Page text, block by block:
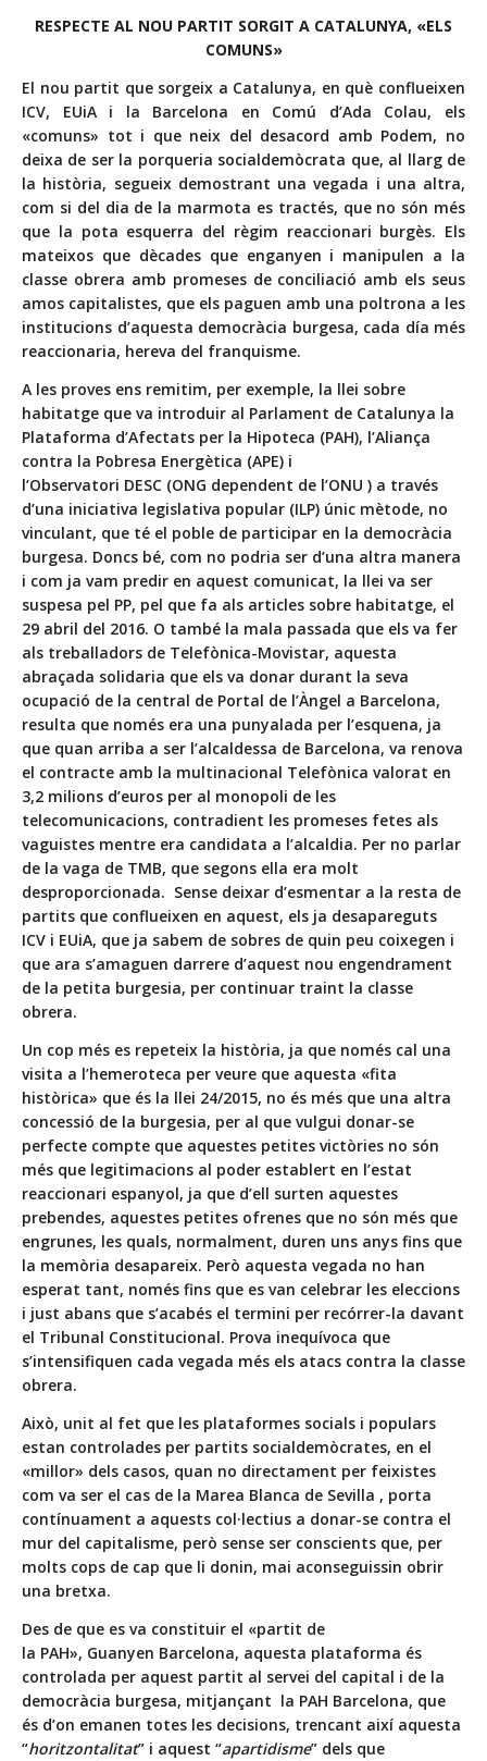
RESPECTE AL NOU PARTIT SORGIT A CATALUNYA, «ELS
COMUNS»
El nou partit que sorgeix a Catalunya, en què conflueixen
ICV, EUiA i la Barcelona en Comú d’Ada Colau, els
«comuns» tot i que neix del desacord amb Podem, no
deixa de ser la porqueria socialdemòcrata que, al llarg de
la història, segueix demostrant una vegada i una altra,
com si del dia de la marmota es tractés, que no són més
que la pota esquerra del règim reaccionari burgès. Els
mateixos que dècades que enganyen i manipulen a la
classe obrera amb promeses de conciliació amb els seus
amos capitalistes, que els paguen amb una poltrona a les
institucions d’aquesta democràcia burgesa, cada día més
reaccionaria, hereva del franquisme.
A les proves ens remitim, per exemple, la llei sobre
habitatge que va introduir al Parlament de Catalunya la
Plataforma d’Afectats per la Hipoteca (PAH), l’Aliança
contra la Pobresa Energètica (APE) i
l’Observatori DESC (ONG dependent de l’ONU ) a través
d’una iniciativa legislativa popular (ILP) únic mètode, no
vinculant, que té el poble de participar en la democràcia
burgesa. Doncs bé, com no podria ser d’una altra manera
i com ja vam predir en aquest comunicat, la llei va ser
suspesa pel PP, pel que fa als articles sobre habitatge, el
29 abril del 2016. O també la mala passada que els va fer
als treballadors de Telefònica-Movistar, aquesta
abraçada solidaria que els va donar durant la seva
ocupació de la central de Portal de l’Àngel a Barcelona,
resulta que només era una punyalada per l’esquena, ja
que quan arriba a ser l’alcaldessa de Barcelona, va renova
el contracte amb la multinacional Telefònica valorat en
3,2 milions d’euros per al monopoli de les
telecomunicacions, contradient les promeses fetes als
vaguistes mentre era candidata a l’alcaldia. Per no parlar
de la vaga de TMB, que segons ella era molt
desproporcionada. Sense deixar d’esmentar a la resta de
partits que conflueixen en aquest, els ja desapareguts
ICV i EUiA, que ja sabem de sobres de quin peu coixegen i
que ara s’amaguen darrere d’aquest nou engendrament
de la petita burgesia, per continuar traint la classe
obrera.
Un cop més es repeteix la història, ja que només cal una
visita a l’hemeroteca per veure que aquesta «fita
històrica» que és la llei 24/2015, no és més que una altra
concessió de la burgesia, per al que vulgui donar-se
perfecte compte que aquestes petites victòries no són
més que legitimacions al poder establert en l’estat
reaccionari espanyol, ja que d’ell surten aquestes
prebendes, aquestes petites ofrenes que no són més que
engrunes, les quals, normalment, duren uns anys fins que
la memòria desapareix. Però aquesta vegada no han
esperat tant, només fins que es van celebrar les eleccions
i just abans que s’acabés el termini per recórrer-la davant
el Tribunal Constitucional. Prova inequívoca que
s’intensifiquen cada vegada més els atacs contra la classe
obrera.
Això, unit al fet que les plataformes socials i populars
estan controlades per partits socialdemòcrates, en el
«millor» dels casos, quan no directament per feixistes
com va ser el cas de la Marea Blanca de Sevilla , porta
contínuament a aquests col·lectius a donar-se contra el
mur del capitalisme, però sense ser conscients que, per
molts cops de cap que li donin, mai aconseguissin obrir
una bretxa.
Des de que es va constituir el «partit de
la PAH», Guanyen Barcelona, aquesta plataforma és
controlada per aquest partit al servei del capital i de la
democràcia burgesa, mitjançant la PAH Barcelona, que
és d’on emanen totes les decisions, trencant així aquesta
“horitzontalitat” i aquest “apartidisme” dels que